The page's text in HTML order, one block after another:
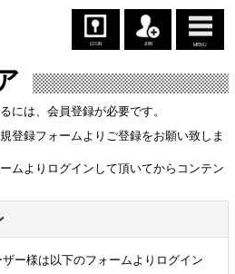
LOGIN JOIN MENU
には、会員登録が必要です。
登録フォームよりご登録をお願い致しま
ムよりログインして頂いてからコンテン
ー様は以下のフォームよりログイン